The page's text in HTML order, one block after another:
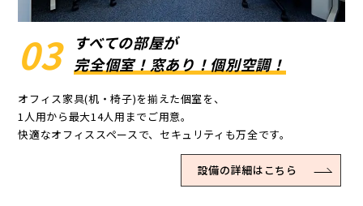
03
すべての部屋が
完全個室！窓あり！個別空調！
オフィス家具(机・椅子)を揃えた個室を、
1人用から最大14人用までご用意。
快適なオフィススペースで、セキュリティも万全です。
設備の詳細はこちら